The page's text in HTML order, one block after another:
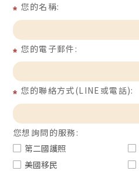
您的名稱:
您的電子郵件:
您的聯絡方式(LINE或電話):
您想詢問的服務:
第二國護照
美國移民